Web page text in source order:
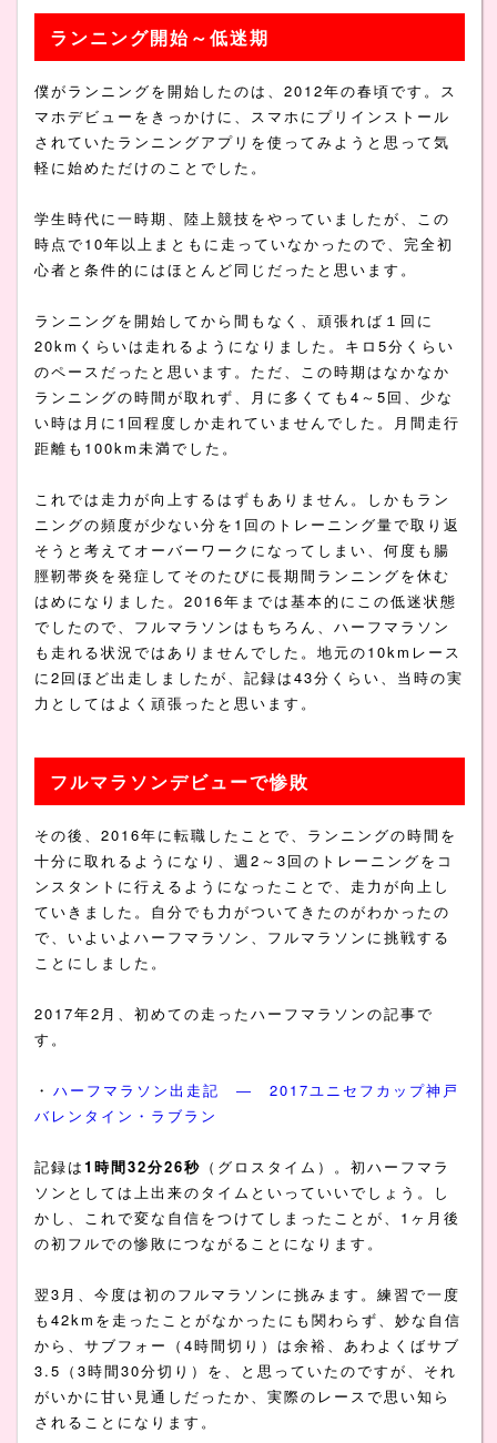
ランニング開始～低迷期
僕がランニングを開始したのは、2012年の春頃です。ス
マホデビューをきっかけに、スマホにプリインストール
されていたランニングアプリを使ってみようと思って気
軽に始めただけのことでした。
学生時代に一時期、陸上競技をやっていましたが、この
時点で10年以上まともに走っていなかったので、完全初
心者と条件的にはほとんど同じだったと思います。
ランニングを開始してから間もなく、頑張れば１回に
20kmくらいは走れるようになりました。キロ5分くらい
のペースだったと思います。ただ、この時期はなかなか
ランニングの時間が取れず、月に多くても4～5回、少な
い時は月に1回程度しか走れていませんでした。月間走行
距離も100km未満でした。
これでは走力が向上するはずもありません。しかもラン
ニングの頻度が少ない分を1回のトレーニング量で取り返
そうと考えてオーバーワークになってしまい、何度も腸
脛靭帯炎を発症してそのたびに長期間ランニングを休む
はめになりました。2016年までは基本的にこの低迷状態
でしたので、フルマラソンはもちろん、ハーフマラソン
も走れる状況ではありませんでした。地元の10kmレース
に2回ほど出走しましたが、記録は43分くらい、当時の実
力としてはよく頑張ったと思います。
フルマラソンデビューで惨敗
その後、2016年に転職したことで、ランニングの時間を
十分に取れるようになり、週2～3回のトレーニングをコ
ンスタントに行えるようになったことで、走力が向上し
ていきました。自分でも力がついてきたのがわかったの
で、いよいよハーフマラソン、フルマラソンに挑戦する
ことにしました。
2017年2月、初めての走ったハーフマラソンの記事で
す。
・ ハーフマラソン出走記 ― 2017ユニセフカップ神戸
バレンタイン・ラブラン
記録は1時間32分26秒 （グロスタイム）。初ハーフマラ
ソンとしては上出来のタイムといっていいでしょう。し
かし、これで変な自信をつけてしまったことが、1ヶ月後
の初フルでの惨敗につながることになります。
翌3月、今度は初のフルマラソンに挑みます。練習で一度
も42kmを走ったことがなかったにも関わらず、妙な自信
から、サブフォー（4時間切り）は余裕、あわよくばサブ
3.5（3時間30分切り）を、と思っていたのですが、それ
がいかに甘い見通しだったか、実際のレースで思い知ら
されることになります。